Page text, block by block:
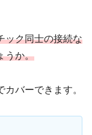
ック同士の接続な
うか。
バーできます。